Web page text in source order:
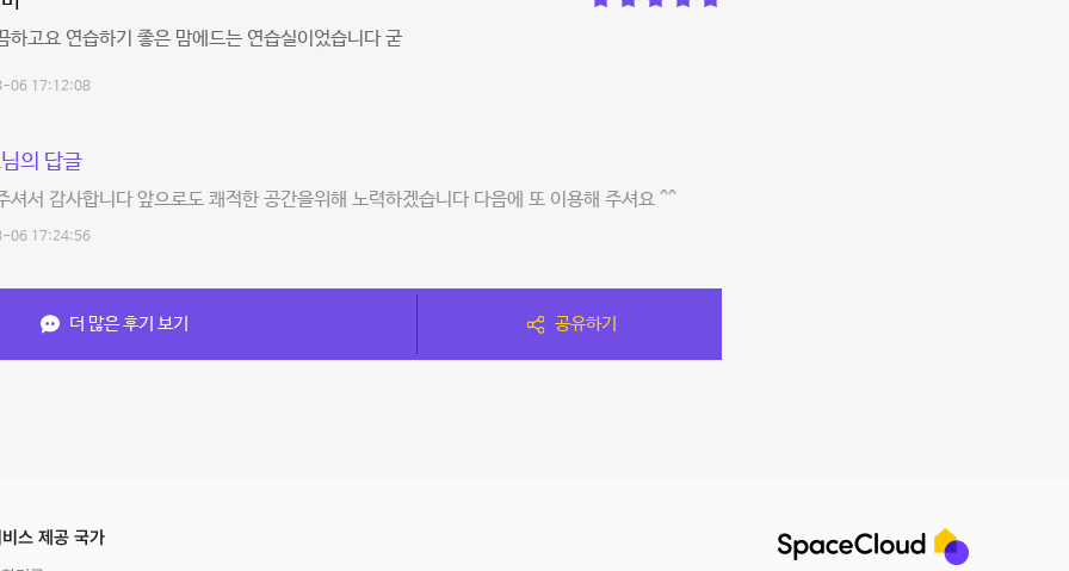
하고요 연습하기 좋은 맘에드는 연습실이었습니다 굳
06 17:12:08
의 답글
셔서 감사합니다 앞으로도 쾌적한 공간을위해 노력하겠습니다 다음에 또 이용해 주셔요 ^^
06 17:24:56
더 많은 후기 보기 공유하기
스 제공 국가